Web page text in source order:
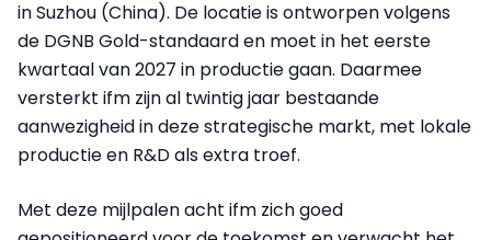
in Suzhou (China). De locatie is ontworpen volgens
de DGNB Gold-standaard en moet in het eerste
kwartaal van 2027 in productie gaan. Daarmee
versterkt ifm zijn al twintig jaar bestaande
aanwezigheid in deze strategische markt, met lokale
productie en R&D als extra troef.
Met deze mijlpalen acht ifm zich goed